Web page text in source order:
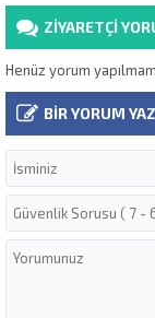
ZİYARETÇİ
Henüz yorum
BİR YORUM